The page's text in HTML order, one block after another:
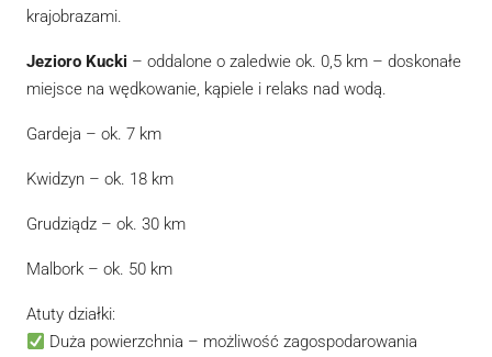
krajobrazami.
Jezioro Kucki – oddalone o zaledwie ok. 0,5 km – doskonałe
miejsce na wędkowanie, kąpiele i relaks nad wodą.
Gardeja – ok. 7 km
Kwidzyn – ok. 18 km
Grudziądz – ok. 30 km
Malbork – ok. 50 km
Atuty działki:
Duża powierzchnia – możliwość zagospodarowania